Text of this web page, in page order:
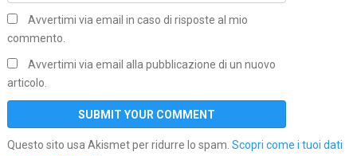
Avvertimi via email in caso di risposte al mio
commento.
Avvertimi via email alla pubblicazione di un nuovo
articolo.
Questo sito usa Akismet per ridurre lo spam. Scopri come i tuoi dati